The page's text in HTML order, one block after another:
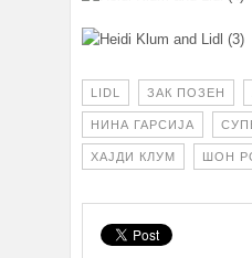
LIDL ЗАК ПОЗЕН
НИНА ГАРСИЈА
ХАЈДИ КЛУМ ШОН